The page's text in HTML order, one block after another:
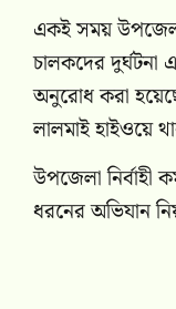
একই সময়
চালকদের দুর্ঘটনা
অনুরোধ করা
লালমাই হাইওয়ে
উপজেলা নির্বাহী
ধরনের অভিযান